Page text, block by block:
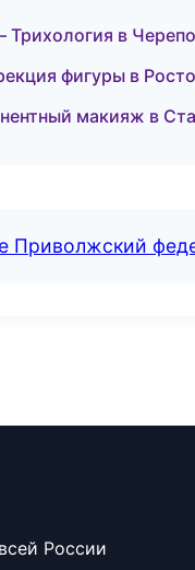
в
фигуры в
макияж в
Приволжский
России